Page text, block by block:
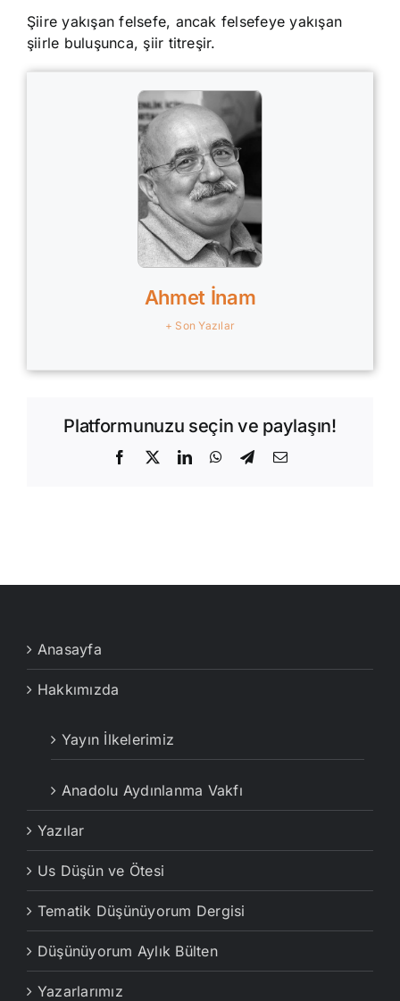
Şiire yakışan felsefe, ancak felsefeye yakışan
şiirle buluşunca, şiir titreşir.
Ahmet İnam
+ Son Yazılar
Platformunuzu seçin ve paylaşın!
Facebook
X LinkedInWhatsApp
Telegram
E-
Anasayfa
Hakkımızda
Yayın İlkelerimiz
Anadolu Aydınlanma Vakfı
Yazılar
Us Düşün ve Ötesi
Tematik Düşünüyorum Dergisi
Düşünüyorum Aylık Bülten
Yazarlarımız